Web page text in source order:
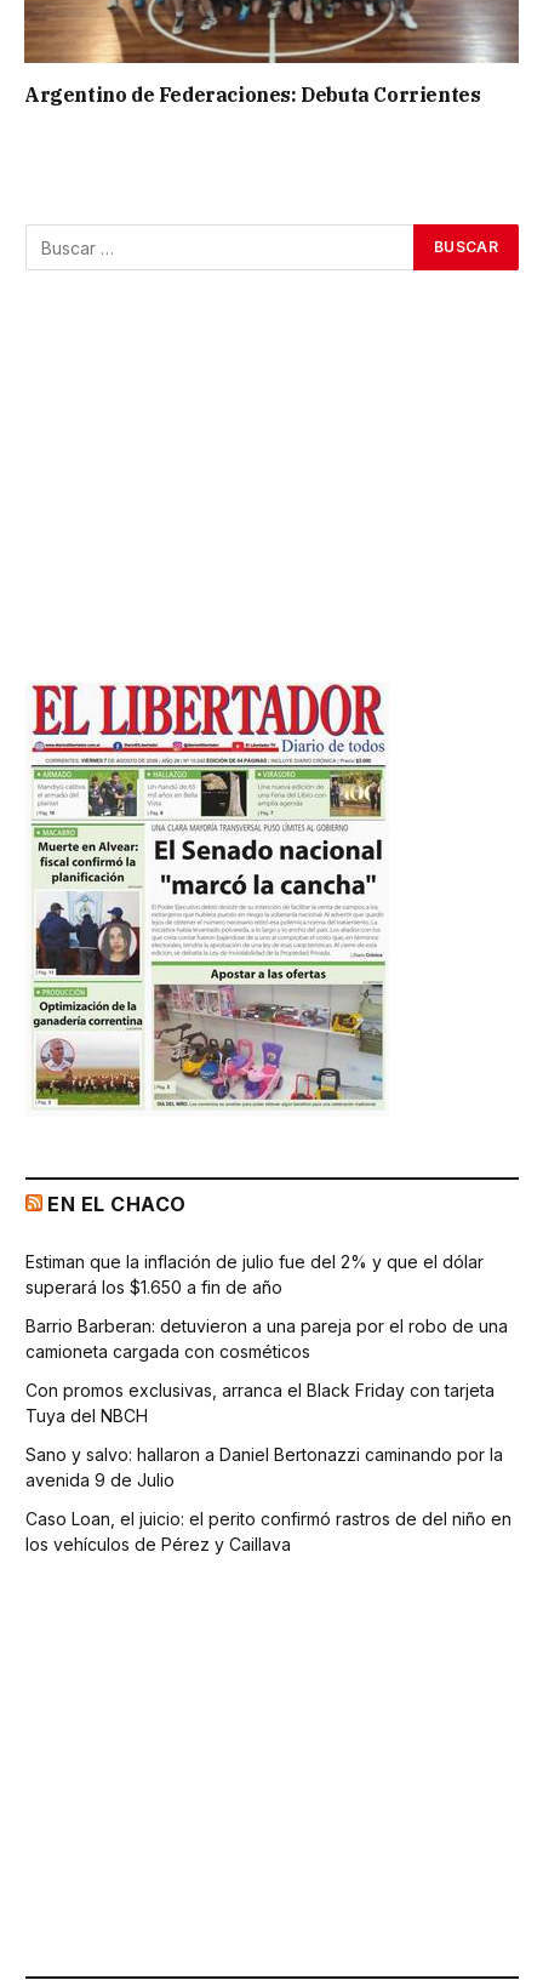
Argentino de Federaciones: Debuta Corrientes
EN EL CHACO
Estiman que la inflación de julio fue del 2% y que el dólar
superará los $1.650 a fin de año
Barrio Barberan: detuvieron a una pareja por el robo de una
camioneta cargada con cosméticos
Con promos exclusivas, arranca el Black Friday con tarjeta
Tuya del NBCH
Sano y salvo: hallaron a Daniel Bertonazzi caminando por la
avenida 9 de Julio
Caso Loan, el juicio: el perito confirmó rastros de del niño en
los vehículos de Pérez y Caillava